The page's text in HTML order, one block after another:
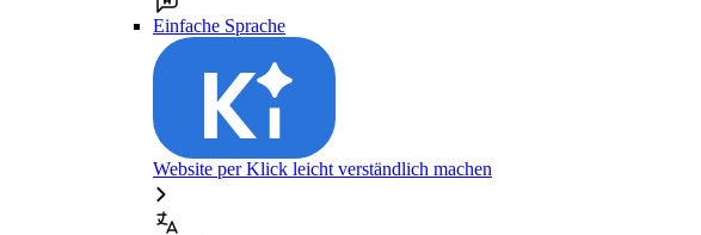
Einfache Sprache
Website per Klick leicht verständlich machen